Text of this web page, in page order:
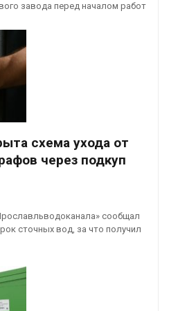
завода перед началом работ
схема ухода от
через подкуп
сообщал
сточных вод, за что получил